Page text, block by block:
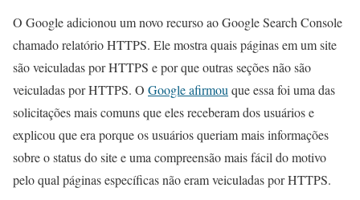
O Google adicionou um novo recurso ao Google Search Console
chamado relatório HTTPS. Ele mostra quais páginas em um site
são veiculadas por HTTPS e por que outras seções não são
veiculadas por HTTPS. O Google afirmouque essa foi uma das
solicitações mais comuns que eles receberam dos usuários e
explicou que era porque os usuários queriam mais informações
sobre o status do site e uma compreensão mais fácil do motivo
pelo qual páginas específicas não eram veiculadas por HTTPS.